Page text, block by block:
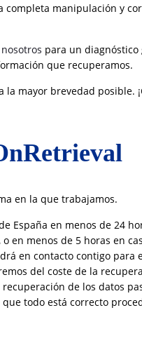
manipulación y
para un
que recuperamos.
mayor brevedad posible.
en la que trabajamos.
España en menos de 24
en menos de 5 horas en
en contacto contigo para
del coste de la
de los datos
todo está correcto